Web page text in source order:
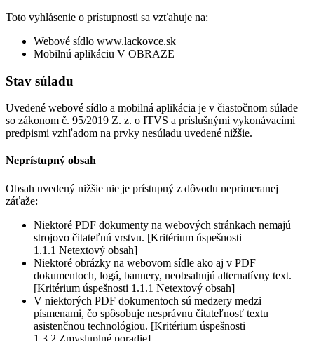
Toto vyhlásenie o prístupnosti sa vzťahuje na:
Webové sídlo www.lackovce.sk
Mobilnú aplikáciu V OBRAZE
Stav súladu
Uvedené webové sídlo a mobilná aplikácia je v čiastočnom súlade
so zákonom č. 95/2019 Z. z. o ITVS a príslušnými vykonávacími
predpismi vzhľadom na prvky nesúladu uvedené nižšie.
Neprístupný obsah
Obsah uvedený nižšie nie je prístupný z dôvodu neprimeranej
záťaže:
Niektoré PDF dokumenty na webových stránkach nemajú
strojovo čitateľnú vrstvu. [Kritérium úspešnosti
1.1.1 Netextový obsah]
Niektoré obrázky na webovom sídle ako aj v PDF
dokumentoch, logá, bannery, neobsahujú alternatívny text.
[Kritérium úspešnosti 1.1.1 Netextový obsah]
V niektorých PDF dokumentoch sú medzery medzi
písmenami, čo spôsobuje nesprávnu čitateľnosť textu
asistenčnou technológiou. [Kritérium úspešnosti
1.3.2 Zmysluplné poradie]